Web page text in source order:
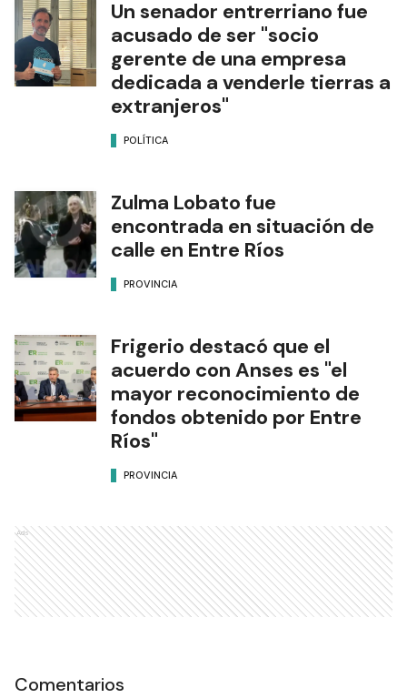
Un senador entrerriano fue
acusado de ser "socio
gerente de una empresa
dedicada a venderle tierras a
extranjeros"
POLÍTICA
Zulma Lobato fue
encontrada en situación de
calle en Entre Ríos
PROVINCIA
Frigerio destacó que el
acuerdo con Anses es "el
mayor reconocimiento de
fondos obtenido por Entre
Ríos"
PROVINCIA
Ads
Comentarios